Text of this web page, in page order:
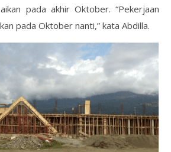
pada akhir Oktober. “Pekerjaan
pada Oktober nanti,” kata Abdilla.